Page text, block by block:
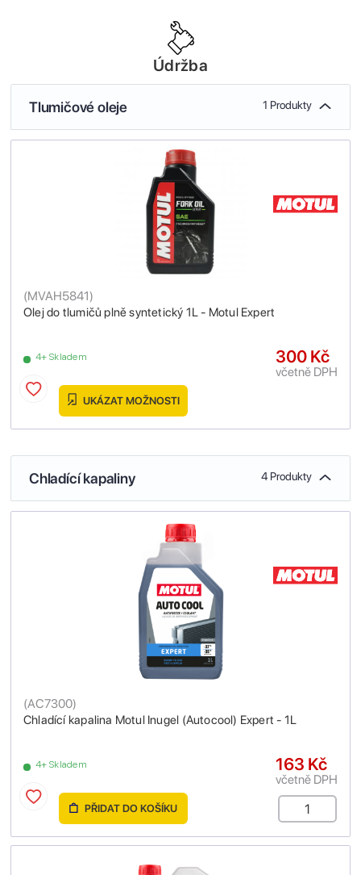
Údržba
Tlumičové oleje 1 Produkty
Olej do tlumičů plně syntetický 1L - Motul Expert
(MVAH5841)
4+ Skladem 300 Kč
včetně DPH
UKÁZAT MOŽNOSTI
Chladící kapaliny 4 Produkty
Chladící kapalina Motul Inugel (Autocool) Expert - 1L
(AC7300)
4+ Skladem 163 Kč
včetně DPH
PŘIDAT DO KOŠÍKU